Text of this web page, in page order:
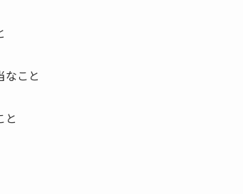
こと
と